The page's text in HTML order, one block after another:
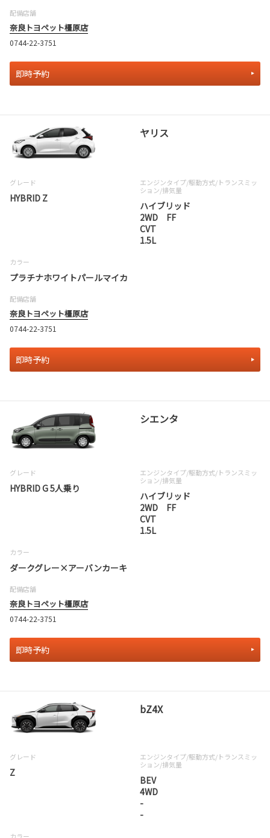
配備店舗
奈良トヨペット橿原店
0744-22-3751
即時予約
ヤリス
グレード
HYBRID Z
エンジンタイプ/駆動方式/トランスミッ
ション/排気量
ハイブリッド
2WD FF
CVT
1.5L
カラー
プラチナホワイトパールマイカ
配備店舗
奈良トヨペット橿原店
0744-22-3751
即時予約
シエンタ
グレード
HYBRID G 5人乗り
エンジンタイプ/駆動方式/トランスミッ
ション/排気量
ハイブリッド
2WD FF
CVT
1.5L
カラー
ダークグレー×アーバンカーキ
配備店舗
奈良トヨペット橿原店
0744-22-3751
即時予約
bZ4X
グレード
Z
エンジンタイプ/駆動方式/トランスミッ
ション/排気量
BEV
4WD
-
-